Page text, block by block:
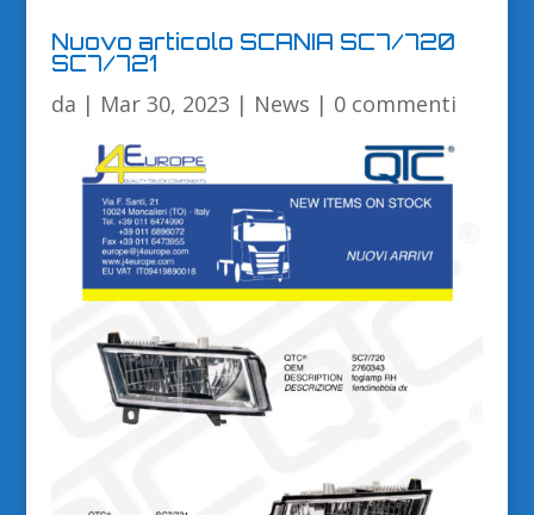
Nuovo articolo SCANIA SC7/720
SC7/721
da | Mar 30, 2023 | News | 0 commenti